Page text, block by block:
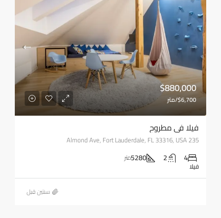
$880,000
$6,700/متر
فيلا في مطروح
235 Almond Ave, Fort Lauderdale, FL 33316, USA
4
2
5280متر
فيلا
‏سنتين قبل